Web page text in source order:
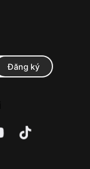
Đăng ký